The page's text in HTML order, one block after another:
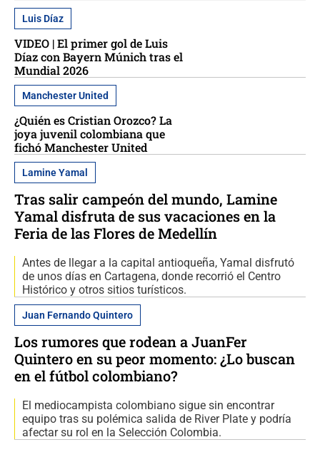
Luis Díaz
VIDEO | El primer gol de Luis
Díaz con Bayern Múnich tras el
Mundial 2026
Manchester United
¿Quién es Cristian Orozco? La
joya juvenil colombiana que
fichó Manchester United
Lamine Yamal
Tras salir campeón del mundo, Lamine
Yamal disfruta de sus vacaciones en la
Feria de las Flores de Medellín
Antes de llegar a la capital antioqueña, Yamal disfrutó
de unos días en Cartagena, donde recorrió el Centro
Histórico y otros sitios turísticos.
Juan Fernando Quintero
Los rumores que rodean a JuanFer
Quintero en su peor momento: ¿Lo buscan
en el fútbol colombiano?
El mediocampista colombiano sigue sin encontrar
equipo tras su polémica salida de River Plate y podría
afectar su rol en la Selección Colombia.